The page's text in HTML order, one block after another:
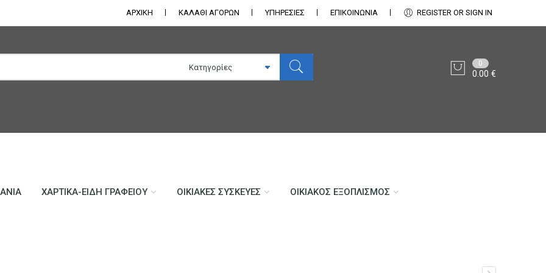
ΑΡΧΙΚΗ ΚΑΛΑΘΙ ΑΓΟΡΩΝ ΥΠΗΡΕΣΙΕΣ ΕΠΙΚΟΙΝΩΝΊΑ REGISTER OR SIGN IN
0
0.00€
ΧΑΡΤΙΚΆ-ΕΊΔΗ ΓΡΑΦΕΊΟΥ ΟΙΚΙΑΚΈΣ ΣΥΣΚΕΥΈΣ ΟΙΚΙΑΚΌΣ ΕΞΟΠΛΙΣΜΌΣ